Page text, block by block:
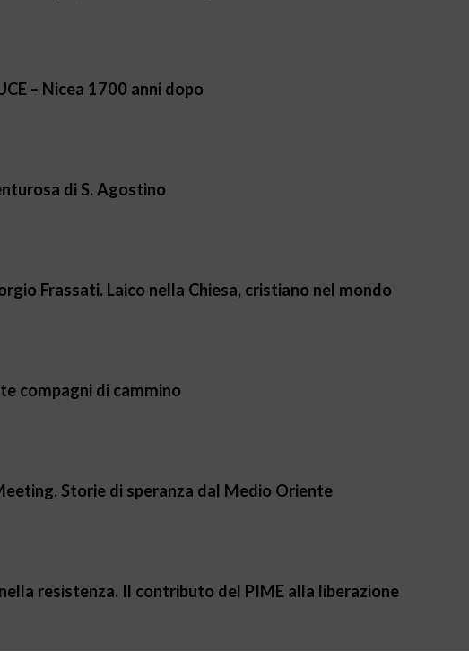
– Nicea 1700 anni dopo
di S. Agostino
Frassati. Laico nella Chiesa, cristiano nel mondo
compagni di cammino
Storie di speranza dal Medio Oriente
resistenza. Il contributo del PIME alla liberazione